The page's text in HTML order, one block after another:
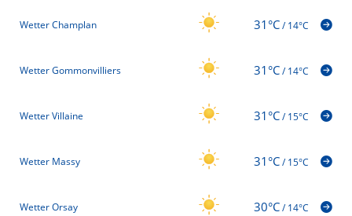
Wetter Champlan 31°C/14°C
Wetter Gommonvilliers 31°C/14°C
Wetter Villaine 31°C/15°C
Wetter Massy 31°C/15°C
Wetter Orsay 30°C/14°C